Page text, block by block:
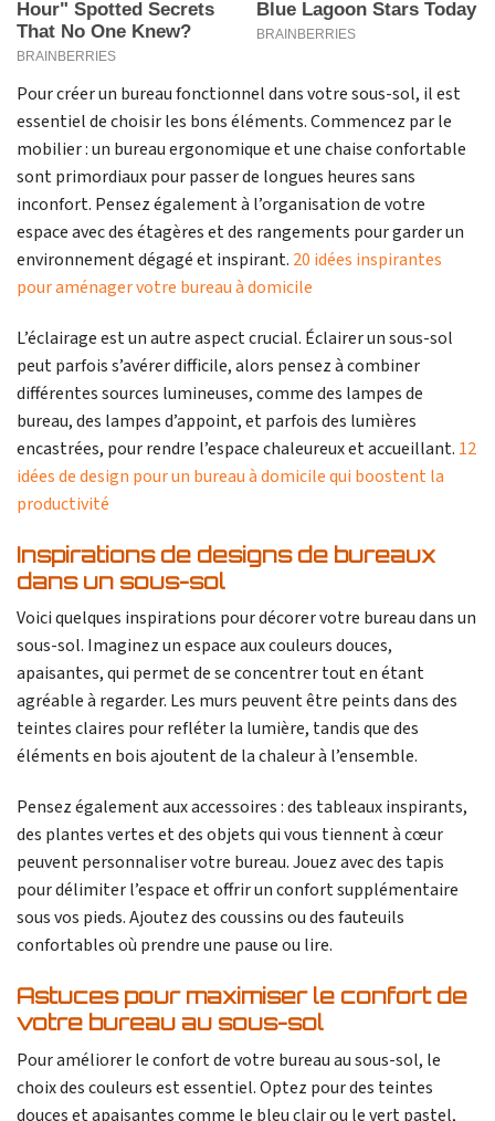
Pour créer un bureau fonctionnel dans votre sous-sol, il est
essentiel de choisir les bons éléments. Commencez par le
mobilier : un bureau ergonomique et une chaise confortable
sont primordiaux pour passer de longues heures sans
inconfort. Pensez également à l’organisation de votre
espace avec des étagères et des rangements pour garder un
environnement dégagé et inspirant. 20 idées inspirantes
pour aménager votre bureau à domicile
L’éclairage est un autre aspect crucial. Éclairer un sous-sol
peut parfois s’avérer difficile, alors pensez à combiner
différentes sources lumineuses, comme des lampes de
bureau, des lampes d’appoint, et parfois des lumières
encastrées, pour rendre l’espace chaleureux et accueillant. 12
idées de design pour un bureau à domicile qui boostent la
productivité
Inspirations de designs de bureaux
dans un sous-sol
Voici quelques inspirations pour décorer votre bureau dans un
sous-sol. Imaginez un espace aux couleurs douces,
apaisantes, qui permet de se concentrer tout en étant
agréable à regarder. Les murs peuvent être peints dans des
teintes claires pour refléter la lumière, tandis que des
éléments en bois ajoutent de la chaleur à l’ensemble.
Pensez également aux accessoires : des tableaux inspirants,
des plantes vertes et des objets qui vous tiennent à cœur
peuvent personnaliser votre bureau. Jouez avec des tapis
pour délimiter l’espace et offrir un confort supplémentaire
sous vos pieds. Ajoutez des coussins ou des fauteuils
confortables où prendre une pause ou lire.
Astuces pour maximiser le confort de
votre bureau au sous-sol
Pour améliorer le confort de votre bureau au sous-sol, le
choix des couleurs est essentiel. Optez pour des teintes
douces et apaisantes comme le bleu clair ou le vert pastel,